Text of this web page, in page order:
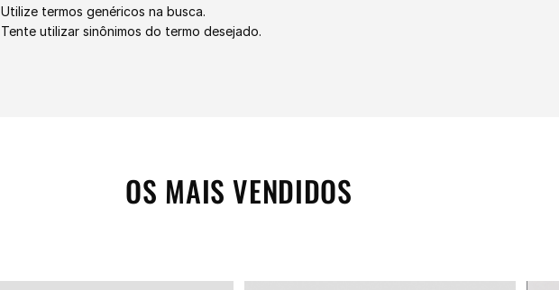
Utilize termos genéricos na busca.
Tente utilizar sinônimos do termo desejado.
OS MAIS VENDIDOS